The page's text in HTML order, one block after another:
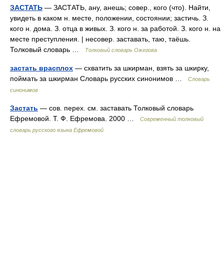
ЗАСТАТЬ — ЗАСТАТЬ, ану, анешь; совер., кого (что). Найти,
увидеть в каком н. месте, положении, состоянии; застичь. З.
кого н. дома. З. отца в живых. З. кого н. за работой. З. кого н. на
месте преступления. | несовер. заставать, таю, таёшь.
Толковый словарь …
Толковый словарь Ожегова
застать врасплох — схватить за шкирман, взять за шкирку,
поймать за шкирман Словарь русских синонимов …
Словарь
синонимов
Застать — сов. перех. см. заставать Толковый словарь
Ефремовой. Т. Ф. Ефремова. 2000 …
Современный толковый
словарь русского языка Ефремовой